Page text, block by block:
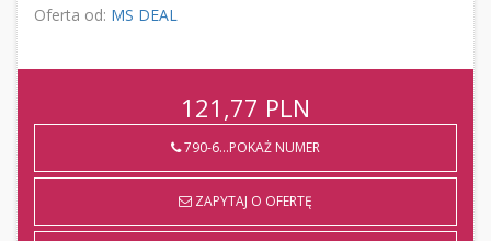
Oferta od: MS DEAL
121,77 PLN
790-6...POKAŻ NUMER
ZAPYTAJ O OFERTĘ